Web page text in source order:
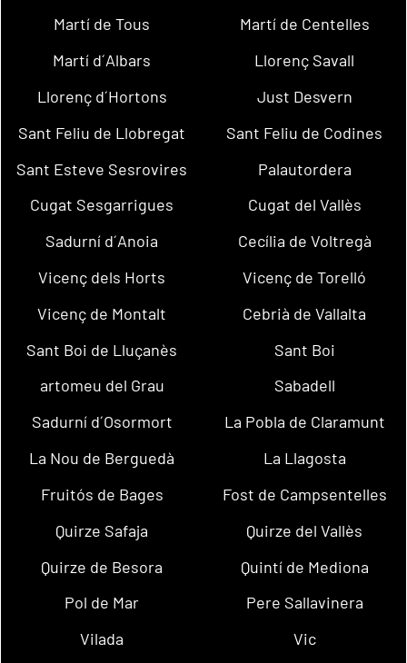
Martí de Tous
Martí de Centelles
Martí d´Albars
Llorenç Savall
Llorenç d´Hortons
Just Desvern
Sant Feliu de Llobregat
Sant Feliu de Codines
Sant Esteve Sesrovires
Palautordera
Cugat Sesgarrigues
Cugat del Vallès
Sadurní d´Anoia
Cecília de Voltregà
Vicenç dels Horts
Vicenç de Torelló
Vicenç de Montalt
Cebrià de Vallalta
Sant Boi de Lluçanès
Sant Boi
artomeu del Grau
Sabadell
Sadurní d´Osormort
La Pobla de Claramunt
La Nou de Berguedà
La Llagosta
Fruitós de Bages
Fost de Campsentelles
Quirze Safaja
Quirze del Vallès
Quirze de Besora
Quintí de Mediona
Pol de Mar
Pere Sallavinera
Vilada
Vic